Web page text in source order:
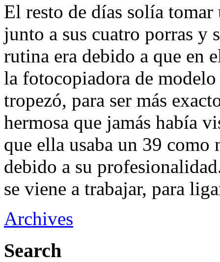
El resto de días solía
junto a sus cuatro porras y
rutina era debido a que en
la fotocopiadora de
tropezó, para ser más
hermosa que jamás había
que ella usaba un 39 como
debido a su
se viene a trabajar, para
Archives
Search